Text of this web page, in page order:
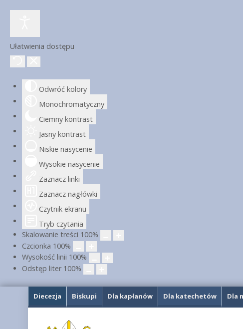
Ułatwienia dostępu
Odwróć kolory
Monochromatyczny
Ciemny kontrast
Jasny kontrast
Niskie nasycenie
Wysokie nasycenie
Zaznacz linki
Zaznacz nagłówki
Czytnik ekranu
Tryb czytania
Skalowanie treści 100%
Czcionka 100%
Wysokość linii 100%
Odstęp liter 100%
Diecezja Biskupi Dla kapłanów Dla katechetów Dla